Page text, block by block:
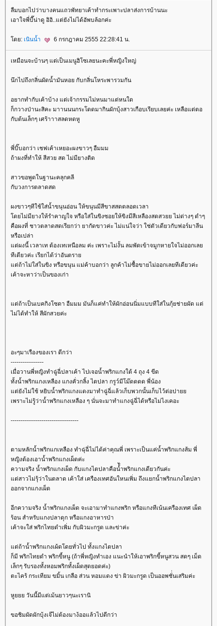
ลืมบอกไปว่าบางคนแถวพัทยาเค้าทำกระเพาะปลาส่งการบ้านนะ
เอาใจพี่บี๊น่าดู อิอิ..แต่ยังไม่ได้อัพบล้อกค่ะ
ดย: เนินน้ำ 6 กรกฎาคม 2555 22:28:41 น.
เหมือนจะบ้านๆ แต่เป็นเมนูฮิโซเลยนะคะพี่หญิงใหญ่
นึกไปถึงกลิ่นผัดน้ำมันหอย กับกลิ่นโหระพารวมกัน
อยากทำกับเค้าบ้าง แต่เจ้ากรรมไม่หนมาแต่หนใด
ก็กวางป่านะสิคะ มาานนนกระโดดมากินผักบุ้งสาวเกือบเรียบเลยค่ะ เหลือแต่ตอ
กับต้นเล็กๆ เศร้าาาสลดหดหู
พี่บิ๊บอกว่า เชฟเค้าเหยอะผงขาวๆ อืมมม
ถ้าผงที่ทำให้ สีสวย สด ไม่มียางติด
สาวขอพูดในฐานะคลุกคลี
กับวงการตลาดสด
ผงขาวๆทีใช้ใส่น้ำขนุนอ่อน ให้ขนุนมีสีขาสสดตลอดเวลา
ดยไม่มียางให้รำคาญใจ หรือใส่ในขิงซอยให้ขิงมีสีเหลืองสดสวยย ไม่ด่างๆ ดำๆ
คือผงที่ ชาวตลาดสดเรียกว่า ยากัดขาวค่ะ ไม่แน่ใจว่า ใช่ตัวเดียวกับฟอร์มาลีน
หรือเปล่า
ต่ผงนี้ เวลาเท ต้องเทเหนือลม ค่ะ เพราะไม่งั้น ลมพัดเข้าจมูกหายใจไม่ออกเล
ทีเดียวค่ะ เรียกได้ว่าอันตรา
ต่ถ้าไม่ใส่ในขิง หรือขนุน แม่ค้าบอกว่า ลูกค้าไม่ซื้อขายไม่ออกเลยทีเดียวค่ะ
เค้าจะหาว่าเป็นของเก่า
ต่ถ้าเป็นเบคกิงโซดา อืมมม มันก็แค่ทำให้ผักอ่อนนิ่มแบบทีใส่ในกุ้ยช่ายผัด แต่
ไม่ได้ทำให้ สีผักสวยค่ะ
อะๆมาเรืองของเรา ดีกว่า
-----------------
เมื่อวานพี่หญิงทำฉู่ฉี่ปลาเค้า ไปเจอน้ำพริกแกงใต้ 4 ถุง 4 ขีด
ทั้งน้ำพริกแกงเหลือง แกงคั่วกลิ้ง ไตปลา กรูว์มีโม๊ดดดด พี่น้อง
ต่ยังไม่ใช้ หยิบน้ำพริกแกงแดงมาทำฉู่ฉี่แล้วเก็บพวกนั้นเก็บไว้ต่อปา
เพราะไม่รู้ว่าน้ำพริกแกงเหลือง ๆ นั่นจะมาทำแกงฉู่ฉี่ได้หรือไม่ไงเคอะ
-----------------------------------
ตามหลักน้ำพริกแกเหลือง ทำฉุ่ฉี่ไม่ได้ค่าคุณพี่ เพราะเป็นแค่น้ำพริกแกงส้ม พี่
หญิงต้องเอาน้ำพริกแกงเผ็ดค่ะ
ความจริง น้ำพริกแกงเผ็ด กับแกงไตปลาคือน้้ัำพริกแกงเดียวกันค่ะ
ต่สาวไม่รุ้ว่าในตลาด เค้าใส่ เครืองเทศอันใหนเพิ่ม ถึงแยกน้ำพริกแกงไตปลา
ออกจากแกงเผ็ด
อีกความจริง น้ำพริกแกงเผ็ด จะเอามาทำแกงพริก หรือแกงทีเน้นเครืองเทศ เผ็ด
ร้อน สำหรับแกงปลาดุก หรือแกงอาหารป่า
เค้าจะใส่ พริกไทยดำเพิ่ม กับผิวมะกรูด และข่าค่ะ
ต่ถ้าน้ำพริกแกงเผ้ดโดยทั่วไป ทั้งแกงไตปลา
ก็มี พริกไทยดำ พริกขี้หนู (ถ้าพี่หญิงทำเอง แนะนำให้เอาพริกขี้หนูสวน สดๆ เม็ด
เล็กๆ รับรองทั้งหอมพริกทั้งเผ็ดสุดยอดค่ะ)
ตะไคร้ กระเทียม ขมิ้น เกลือ ส่วน หอมแดง ข่า ผิวมะกรูด เป็นออพชั่่นเสริมค่ะ
หูยยย วันนี้มีแต่เม้นยาวๆนะเรานิ
ขอชิมผัดผักบุ้งเจ๊ไม่ต้องมาง้ออแล้วไปดีกว่า